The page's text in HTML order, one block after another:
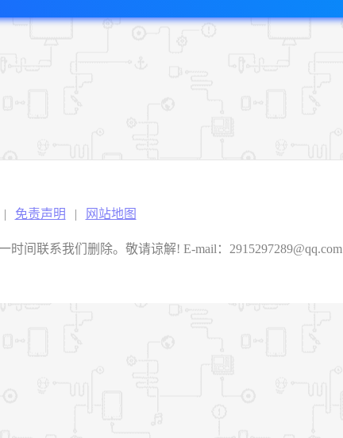
| 免责声明 | 网站地图
间联系我们删除。敬请谅解! E-mail：2915297289@qq.com